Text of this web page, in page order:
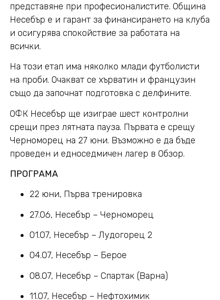
представяне при професионалистите. Община
Несебър е и гарант за финансирането на клуба
и осигурява спокойствие за работата на
всички.
На този етап има няколко млади футболисти
на проби. Очакват се хърватин и французин
също да започнат подготовка с делфините.
ОФК Несебър ще изиграе шест контролни
срещи през лятната пауза. Първата е срещу
Черноморец на 27 юни. Възможно е да бъде
проведен и едноседмичен лагер в Обзор.
ПРОГРАМА
22 юни, Първа тренировка
27.06, Несебър – Черноморец
01.07, Несебър – Лудогорец 2
04.07, Несебър – Берое
08.07, Несебър – Спартак (Варна)
11.07, Несебър – Нефтохимик